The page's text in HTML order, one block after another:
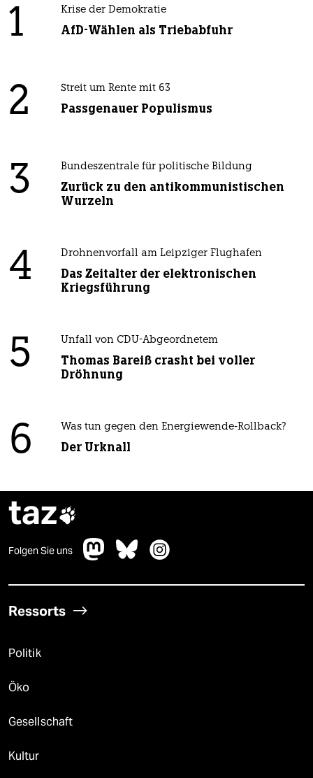
1 Krise der Demokratie
AfD-Wählen als Triebabfuhr
2 Streit um Rente mit 63
Passgenauer Populismus
3 Bundeszentrale für politische Bildung
Zurück zu den antikommunistischen
Wurzeln
4 Drohnenvorfall am Leipziger Flughafen
Das Zeitalter der elektronischen
Kriegsführung
5 Unfall von CDU-Abgeordnetem
Thomas Bareiß crasht bei voller
Dröhnung
6 Was tun gegen den Energiewende-Rollback?
Der Urknall
taz
Folgen Sie uns
Ressorts
Politik
Öko
Gesellschaft
Kultur